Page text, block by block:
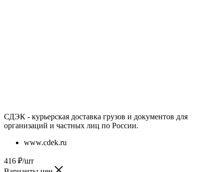
СДЭК - курьерская доставка грузов и документов для
организаций и частных лиц по России.
www.cdek.ru
416 ₽/шт